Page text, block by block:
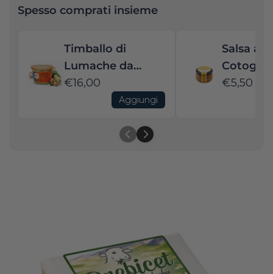
Spesso comprati insieme
Timballo di
Lumache da
scaldare
€16,00
Aggiungi
Salsa
Cotogne
- Ideale
€5,50